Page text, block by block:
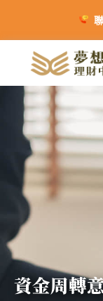
資金周轉